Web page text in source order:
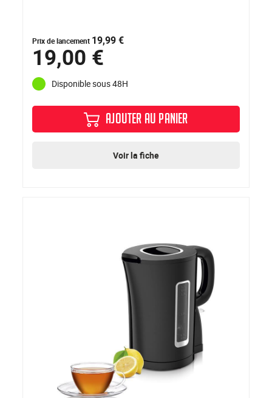
Prix de lancement 19,99 €
19,00 €
Disponible sous 48H
AJOUTER AU PANIER
Voir la fiche